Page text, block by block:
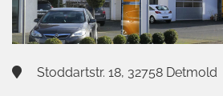
Stoddartstr. 18, 32758 Detmold